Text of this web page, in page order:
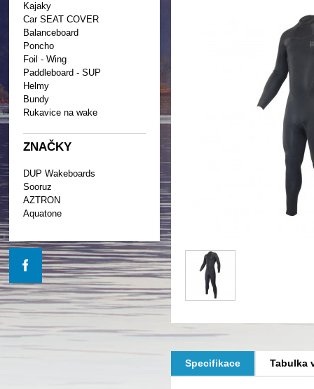
Kajaky
Car SEAT COVER
Balanceboard
Poncho
Foil - Wing
Paddleboard - SUP
Helmy
Bundy
Rukavice na wake
ZNAČKY
DUP Wakeboards
Sooruz
AZTRON
Aquatone
Specifikace Tabulka